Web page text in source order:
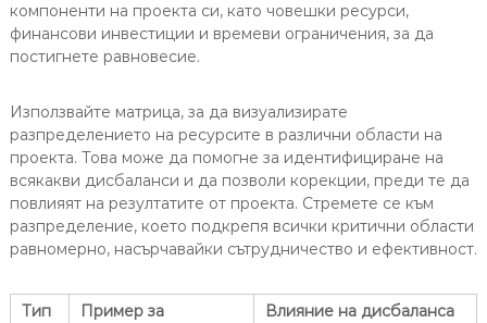
компоненти на проекта си, като човешки ресурси,
финансови инвестиции и времеви ограничения, за да
постигнете равновесие.
Използвайте матрица, за да визуализирате
разпределението на ресурсите в различни области на
проекта. Това може да помогне за идентифициране на
всякакви дисбаланси и да позволи корекции, преди те да
повлияят на резултатите от проекта. Стремете се към
разпределение, което подкрепя всички критични области
равномерно, насърчавайки сътрудничество и ефективност.
Тип
Пример за
Влияние на дисбаланса